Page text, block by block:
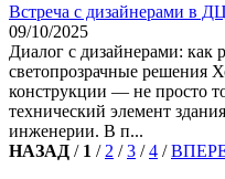
Встреча с дизайнерами в
09/10/2025
Диалог с дизайнерами: как
светопрозрачные решения
конструкции — не просто
технический элемент
инженерии. В п...
НАЗАД / 1 / 2 /3 /4 /